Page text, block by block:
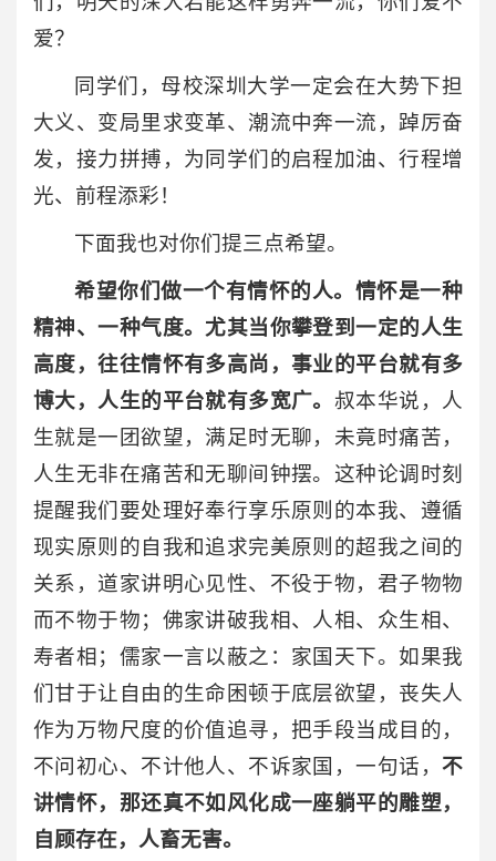
爱？
同学们，母校深圳大学一定会在大势下担
大义、变局里求变革、潮流中奔一流，踔厉奋
发，接力拼搏，为同学们的启程加油、行程增
光、前程添彩！
下面我也对你们提三点希望。
希望你们做一个有情怀的人。情怀是一种
精神、一种气度。尤其当你攀登到一定的人生
高度，往往情怀有多高尚，事业的平台就有多
博大，人生的平台就有多宽广。 叔本华说，人
生就是一团欲望，满足时无聊，未竟时痛苦，
人生无非在痛苦和无聊间钟摆。这种论调时刻
提醒我们要处理好奉行享乐原则的本我、遵循
现实原则的自我和追求完美原则的超我之间的
关系，道家讲明心见性、不役于物，君子物物
而不物于物；佛家讲破我相、人相、众生相、
寿者相；儒家一言以蔽之：家国天下。如果我
们甘于让自由的生命困顿于底层欲望，丧失人
作为万物尺度的价值追寻，把手段当成目的，
不问初心、不计他人、不诉家国，一句话， 不
讲情怀，那还真不如风化成一座躺平的雕塑，
自顾存在，人畜无害。